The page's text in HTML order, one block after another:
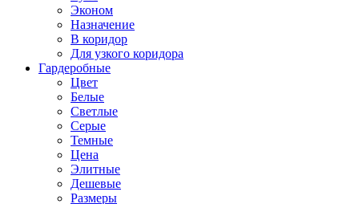
Эконом
Назначение
В коридор
Для узкого коридора
Гардеробные
Цвет
Белые
Светлые
Серые
Темные
Цена
Элитные
Дешевые
Размеры